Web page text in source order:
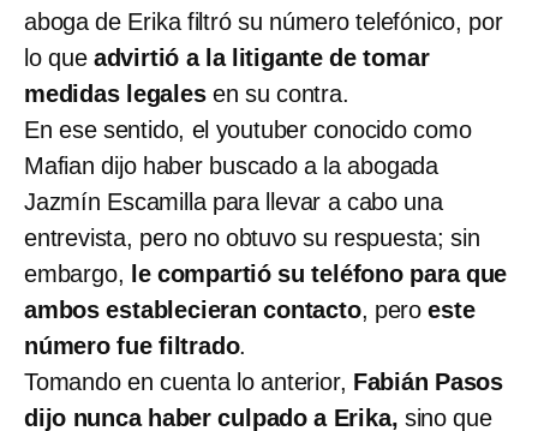
aboga de Erika filtró su número telefónico, por
lo que advirtió a la litigante de tomar
medidas legalesen su contra.
En ese sentido, el youtuber conocido como
Mafian dijo haber buscado a la abogada
Jazmín Escamilla para llevar a cabo una
entrevista, pero no obtuvo su respuesta; sin
embargo, le compartió su teléfono para que
ambos establecieran contacto, peroeste
número fue filtrado.
Tomando en cuenta lo anterior, Fabián Pasos
dijo nunca haber culpado a Erika, sino que